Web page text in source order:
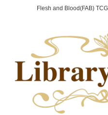
Flesh and Blood(FAB)